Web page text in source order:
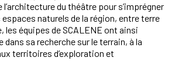
du théâtre pour s’imprégner
naturels de la région, entre terre
les équipes de SCALENE ont ainsi
dans sa recherche sur le terrain, à la
territoires d’exploration et